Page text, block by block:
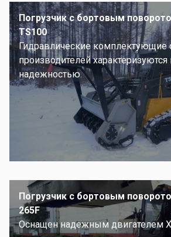
Погрузчик с бортовым
TS100
Гидравлические комплектующие
производителей
надежностью.
Погрузчик с бортовым
265F
Оснащен надежным двигателем